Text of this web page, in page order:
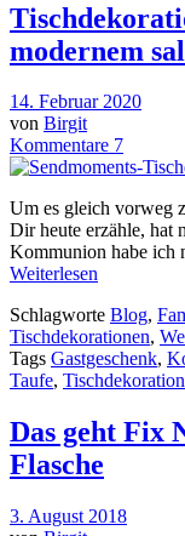
modernem
14. Februar 2020
von Birgit
Kommentare 7
Um es gleich vorweg
Dir heute erzähle, hat
Kommunion habe ich
Weiterlesen
Schlagworte Blog,
Tischdekorationen,
Tags Gastgeschenk,
Taufe, Tischdekoration
Das geht Fix
Flasche
3. August 2018